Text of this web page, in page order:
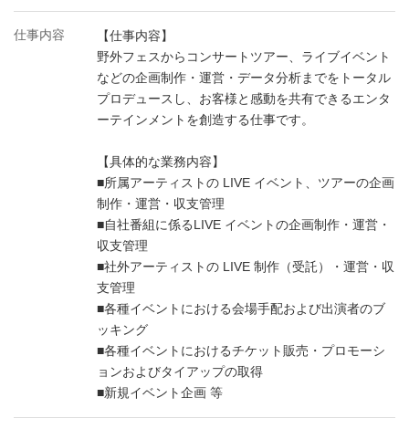
仕事内容
【仕事内容】
野外フェスからコンサートツアー、ライブイベント
などの企画制作・運営・データ分析までをトータル
プロデュースし、お客様と感動を共有できるエンタ
ーテインメントを創造する仕事です。
【具体的な業務内容】
■所属アーティストの LIVE イベント、ツアーの企画
制作・運営・収支管理
■自社番組に係るLIVE イベントの企画制作・運営・
収支管理
■社外アーティストの LIVE 制作（受託）・運営・収
支管理
■各種イベントにおける会場手配および出演者のブ
ッキング
■各種イベントにおけるチケット販売・プロモーシ
ョンおよびタイアップの取得
■新規イベント企画 等